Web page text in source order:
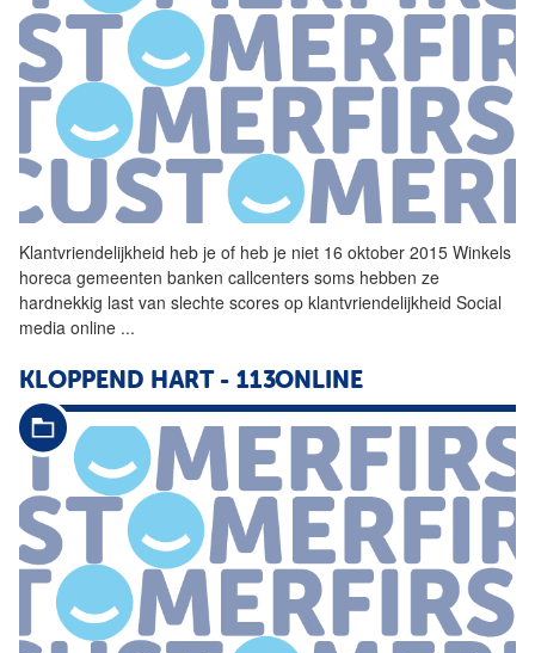
Klantvriendelijkheid heb je of heb je niet 16 oktober 2015 Winkels
horeca gemeenten banken callcenters soms hebben ze
hardnekkig last van slechte scores op klantvriendelijkheid Social
media online ...
KLOPPEND HART - 113ONLINE